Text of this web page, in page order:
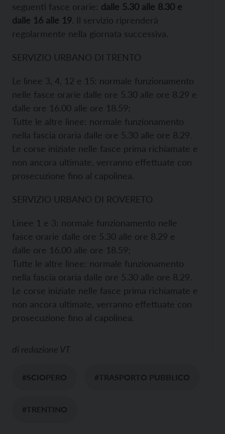
seguenti fasce orarie: dalle 5.30 alle 8.30 e
dalle 16 alle 19. Il servizio riprenderà
regolarmente nella giornata successiva.
SERVIZIO URBANO DI TRENTO
Le linee 3, 4, 12 e 15: normale funzionamento
nelle fasce orarie dalle ore 5.30 alle ore 8.29 e
dalle ore 16.00 alle ore 18.59;
Tutte le altre linee: normale funzionamento
nella fascia oraria dalle ore 5.30 alle ore 8.29.
Le corse iniziate nelle fasce prima richiamate e
non ancora ultimate, verranno effettuate con
prosecuzione fino al capolinea.
SERVIZIO URBANO DI ROVERETO
Linee 1 e 3: normale funzionamento nelle
fasce orarie dalle ore 5.30 alle ore 8.29 e
dalle ore 16.00 alle ore 18.59;
Tutte le altre linee: normale funzionamento
nella fascia oraria dalle ore 5.30 alle ore 8.29.
Le corse iniziate nelle fasce prima richiamate e
non ancora ultimate, verranno effettuate con
prosecuzione fino al capolinea.
di redazione VT
#SCIOPERO #TRASPORTO PUBBLICO
#TRENTINO